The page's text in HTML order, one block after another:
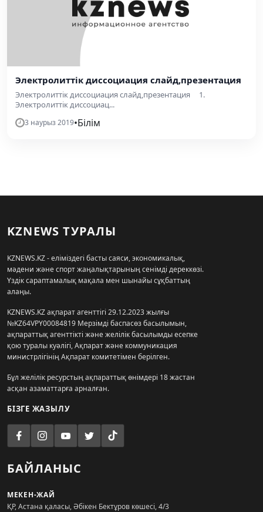
Электролиттік диссоциация слайд,презентация
Электролиттік диссоциация слайд,презентация 1.
Электролиттік диссоциац...
3 наурыз 2019•Білім
KZNEWS ТУРАЛЫ
KZNEWS.KZ - еліміздегі басты саяси, экономикалық,
мәдени және спорт жаңалықтарының сенімді дереккөзі.
Үздік сараптамалық мақала мен шынайы сұқбаттың
алаңы.
KZNEWS.KZ ақпарат агенттігі 29.12.2023 жылғы
№KZ64VPY00084819 Мерзімді баспасөз басылымын,
ақпараттық агенттікті және желілік басылымды есепке
қою туралы куәлігі, Ақпарат және коммуникация
министрлігінің Ақпарат комитетімен берілген.
Бұл желілік ресурстың ақпараттық өнімдері 18 жастан
асқан азаматтарға арналған.
БІЗГЕ ЖАЗЫЛУ
БАЙЛАНЫС
МЕКЕН-ЖАЙ
ҚР, Астана қаласы, Әбікен Бектұров көшесі, 4/3